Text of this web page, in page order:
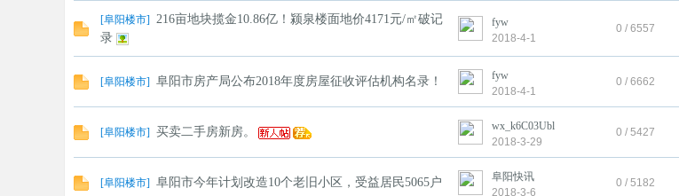
[阜阳楼市] 216亩地块揽金10.86亿！颍泉楼面地价4171元/㎡破记
录
fyw
2018-4-1
0 / 6557
[阜阳楼市] 阜阳市房产局公布2018年度房屋征收评估机构名录！
fyw
2018-4-1
0 / 6662
[阜阳楼市] 买卖二手房新房。
wx_k6C03Ubl
2018-3-29
0 / 5427
[阜阳楼市] 阜阳市今年计划改造10个老旧小区，受益居民5065户
阜阳快讯
2018-3-6
0 / 5182